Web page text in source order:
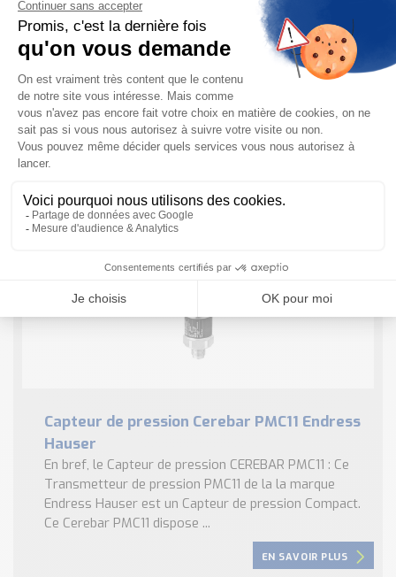
Capteur de pression Cerebar PMC21 Endress
Hauser
En bref, le Cerebar PMC21 Endress Hauser : Le Capteur
de Pression Cerebar PMC21 est un transmetteur de
pression Compact. Il dispose d’une cellule capacitive
céramique (sans huile), permettant une ...
EN SAVOIR PLUS
Capteur de pression Cerebar PMC11 Endress
Hauser
En bref, le Capteur de pression CEREBAR PMC11 : Ce
Transmetteur de pression PMC11 de la la marque
Endress Hauser est un Capteur de pression Compact.
Ce Cerebar PMC11 dispose ...
EN SAVOIR PLUS